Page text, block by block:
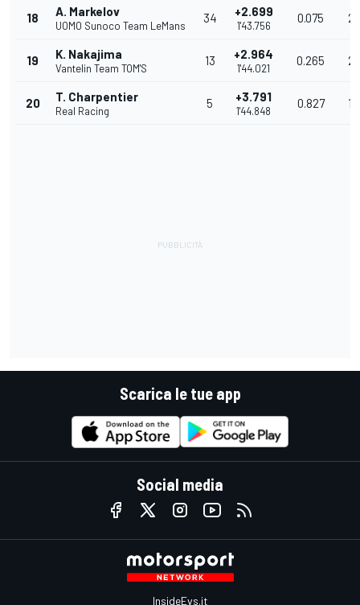
18 A. Markelov
UOMO Sunoco Team LeMans
34 +2.699
1'43.756
0.075
19 K. Nakajima
Vantelin Team TOM'S
13 +2.964
1'44.021
0.265
20 T. Charpentier
Real Racing
5 +3.791
1'44.848
0.827
Scarica le tue app
Social media
InsideEvs.it